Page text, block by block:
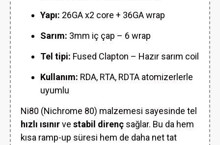
Yapı: 26GA x2 core + 36GA wrap
Sarım: 3mm iç çap – 6 wrap
Tel tipi: Fused Clapton – Hazır sarım coil
Kullanım: RDA, RTA, RDTA atomizerlerle
uyumlu
Ni80 (Nichrome 80) malzemesi sayesinde tel
hızlı ısınırve stabil direnç sağlar. Bu da hem
kısa ramp-up süresi hem de daha net tat